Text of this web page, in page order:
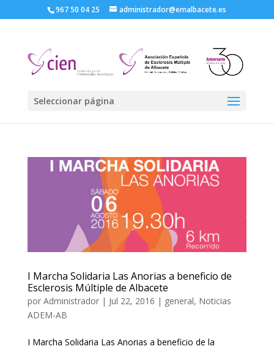
967 50 04 25 administrador@emalbacete.es
Seleccionar página
I Marcha Solidaria Las Anorias a beneficio de
Esclerosis Múltiple de Albacete
por Administrador| Jul 22, 2016 | general, Noticias
ADEM-AB
I Marcha Solidaria Las Anorias a beneficio de la